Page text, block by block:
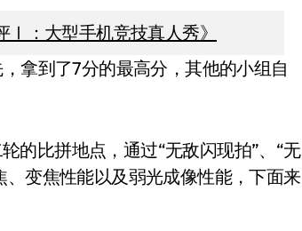
Ⅰ：大型手机竞技真人秀》
拿到了7分的最高分，其他的小组自
比拼地点，通过“无敌闪现拍”、“无
变焦性能以及弱光成像性能，下面来